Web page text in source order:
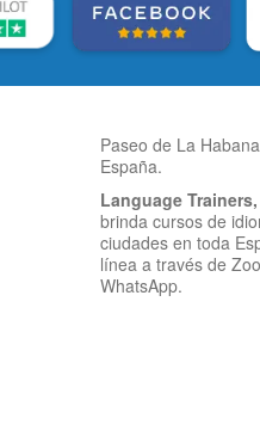
Paseo de La
España.
Language Trainers,
brinda cursos de
ciudades en toda
línea a través de
WhatsApp.